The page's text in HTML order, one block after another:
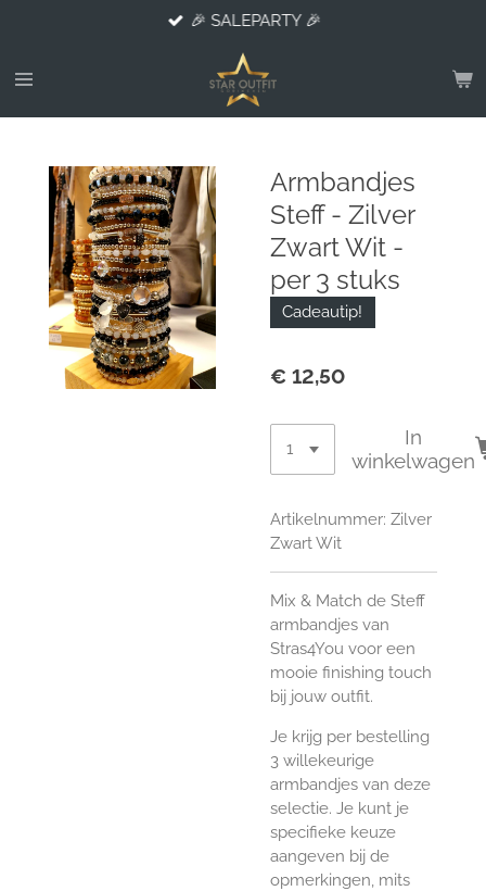
naar
hoofdinhoud
🎉 SALEPARTY 🎉
Armbandjes
Steff - Zilver
Zwart Wit -
per 3 stuks
Cadeautip!
€ 12,50
In
winkelwagen
Artikelnummer: Zilver
Zwart Wit
Mix & Match de Steff
armbandjes van
Stras4You voor een
mooie finishing touch
bij jouw outfit.
Je krijg per bestelling
3 willekeurige
armbandjes van deze
selectie. Je kunt je
specifieke keuze
aangeven bij de
opmerkingen, mits